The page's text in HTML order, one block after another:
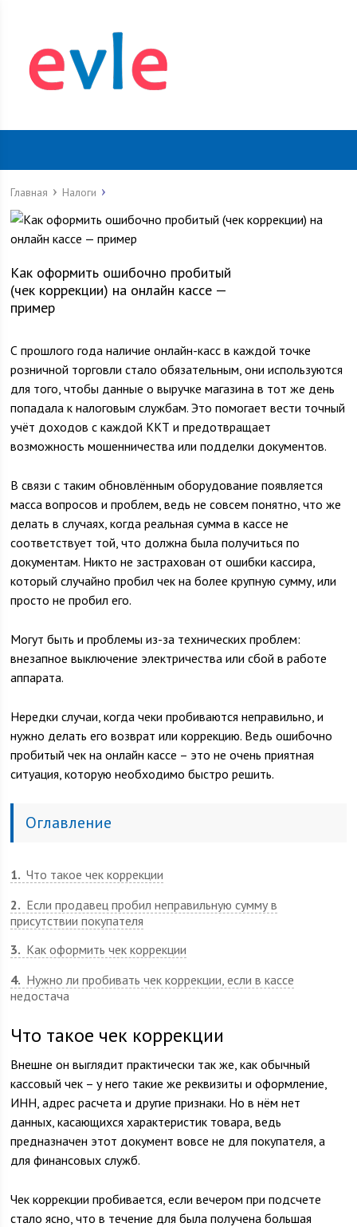
Главная Налоги
Как оформить ошибочно пробитый
(чек коррекции) на онлайн кассе —
пример
С прошлого года наличие онлайн-касс в каждой точке
розничной торговли стало обязательным, они используются
для того, чтобы данные о выручке магазина в тот же день
попадала к налоговым службам. Это помогает вести точный
учёт доходов с каждой ККТ и предотвращает
возможность мошенничества или подделки документов.
В связи с таким обновлённым оборудование появляется
масса вопросов и проблем, ведь не совсем понятно, что же
делать в случаях, когда реальная сумма в кассе не
соответствует той, что должна была получиться по
документам. Никто не застрахован от ошибки кассира,
который случайно пробил чек на более крупную сумму, или
просто не пробил его.
Могут быть и проблемы из-за технических проблем:
внезапное выключение электричества или сбой в работе
аппарата.
Нередки случаи, когда чеки пробиваются неправильно, и
нужно делать его возврат или коррекцию. Ведь ошибочно
пробитый чек на онлайн кассе – это не очень приятная
ситуация, которую необходимо быстро решить.
Оглавление
1 Что такое чек коррекции
2
Если продавец пробил неправильную сумму в
присутствии покупателя
3
Как оформить чек коррекции
4 Нужно ли пробивать чек коррекции, если в кассе
недостача
Что такое чек коррекции
Внешне он выглядит практически так же, как обычный
кассовый чек – у него такие же реквизиты и оформление,
ИНН, адрес расчета и другие признаки. Но в нём нет
данных, касающихся характеристик товара, ведь
предназначен этот документ вовсе не для покупателя, а
для финансовых служб.
Чек коррекции пробивается, если вечером при подсчете
стало ясно, что в течение для была получена большая